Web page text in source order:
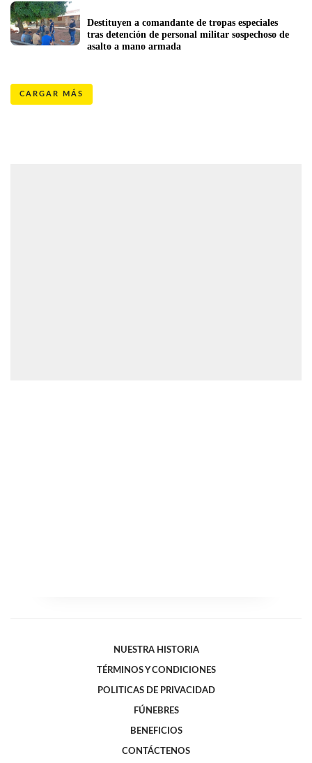
Destituyen a comandante de tropas especiales
tras detención de personal militar sospechoso de
asalto a mano armada
CARGAR MÁS
NUESTRA HISTORIA
TÉRMINOS Y CONDICIONES
POLITICAS DE PRIVACIDAD
FÚNEBRES
BENEFICIOS
CONTÁCTENOS